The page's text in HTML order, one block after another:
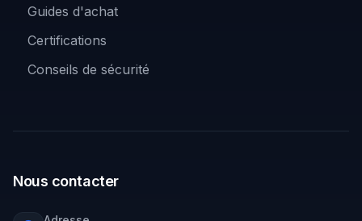
Guides d'achat
Certifications
Conseils de sécurité
Nous contacter